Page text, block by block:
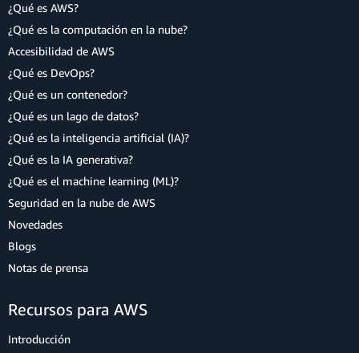
¿Qué es AWS?
¿Qué es la computación en la nube?
Accesibilidad de AWS
¿Qué es DevOps?
¿Qué es un contenedor?
¿Qué es un lago de datos?
¿Qué es la inteligencia artificial (IA)?
¿Qué es la IA generativa?
¿Qué es el machine learning (ML)?
Seguridad en la nube de AWS
Novedades
Blogs
Notas de prensa
Recursos para AWS
Introducción